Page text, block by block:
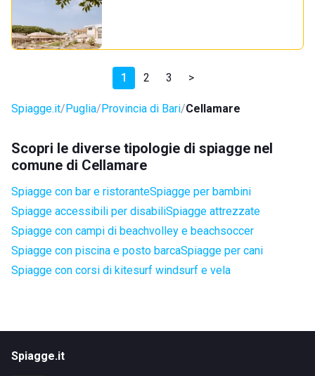
1 2 3 >
Spiagge.it Puglia Provincia di Bari Cellamare
Scopri le diverse tipologie di spiagge nel
comune di Cellamare
Spiagge con bar e ristoranteSpiagge per bambini
Spiagge accessibili per disabiliSpiagge attrezzate
Spiagge con campi di beachvolley e beachsoccer
Spiagge con piscina e posto barcaSpiagge per cani
Spiagge con corsi di kitesurf windsurf e vela
Spiagge.it